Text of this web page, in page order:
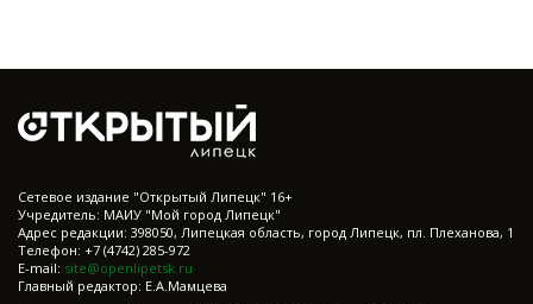
Cетевое издание "Открытый Липецк" 16+
Учредитель: МАИУ "Мой город Липецк"
Адрес редакции: 398050, Липецкая область, город Липецк, пл. Плеханова, 1
Телефон: +7 (4742) 285-972
E-mail: site@openlipetsk.ru
Главный редактор: Е.А.Мамцева